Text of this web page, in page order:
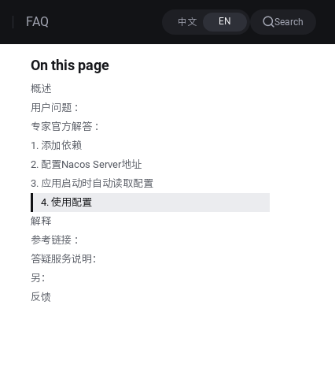
FAQ Search
On this page
概述
用户问题 ：
专家官方解答 ：
1. 添加依赖
2. 配置Nacos Server地址
3. 应用启动时自动读取配置
4. 使用配置
解释
参考链接 ：
答疑服务说明：
另：
反馈